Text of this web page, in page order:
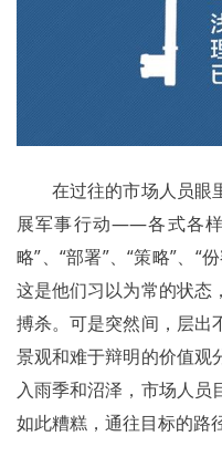
	在过往的市场人员眼里，每天的工作看上去往往像是开
展军事行动——各式各
略”、“部署”、“策略”、“
这是他们习以为常的状态
搏杀。可是突然间，层出
景观和难于辩明的价值观
入雨季和沼泽，市场人员
如此糟糕，通往目标的路